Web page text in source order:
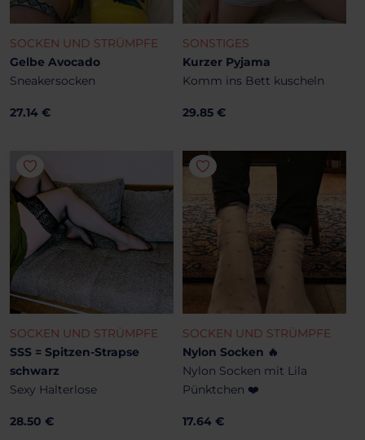
SOCKEN UND STRÜMPFE
Gelbe Avocado
Sneakersocken
27.14 €
SONSTIGES
Kurzer Pyjama
Komm ins Bett kuscheln
29.85 €
SOCKEN UND STRÜMPFE
SSS = Spitzen-Strapse
schwarz
Sexy Halterlose
28.50 €
SOCKEN UND STRÜMPFE
Nylon Socken 🔥
Nylon Socken mit Lila
Pünktchen ❤️
17.64 €